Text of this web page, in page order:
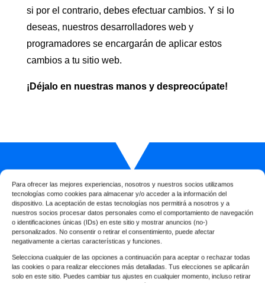
Para ofrecer las mejores experiencias, nosotros y nuestros socios utilizamos
tecnologías como cookies para almacenar y/o acceder a la información del
dispositivo. La aceptación de estas tecnologías nos permitirá a nosotros y a
nuestros socios procesar datos personales como el comportamiento de navegación
o identificaciones únicas (IDs) en este sitio y mostrar anuncios (no-)
personalizados. No consentir o retirar el consentimiento, puede afectar
negativamente a ciertas características y funciones.
Selecciona cualquier de las opciones a continuación para aceptar o rechazar todas
las cookies o para realizar elecciones más detalladas. Tus elecciones se aplicarán
solo en este sitio. Puedes cambiar tus ajustes en cualquier momento, incluso retirar
si por el contrario, debes efectuar cambios. Y si lo
deseas, nuestros desarrolladores web y
programadores se encargarán de aplicar estos
cambios a tu sitio web.
¡Déjalo en nuestras manos y despreocúpate!
TE LLAMAMOS SIN COMPROMISO